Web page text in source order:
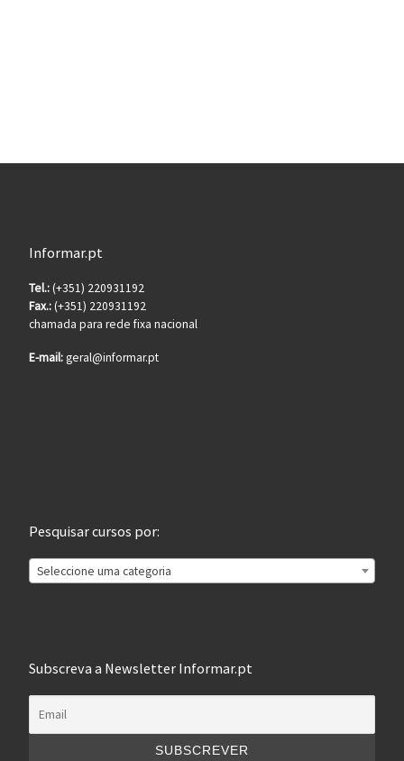
Informar.pt
Tel.:(+351) 220931192
Fax.:(+351) 220931192
chamada para rede fixa nacional
E-mail:geral@informar.pt
Pesquisar cursos por:
Seleccione uma categoria
Subscreva a Newsletter Informar.pt